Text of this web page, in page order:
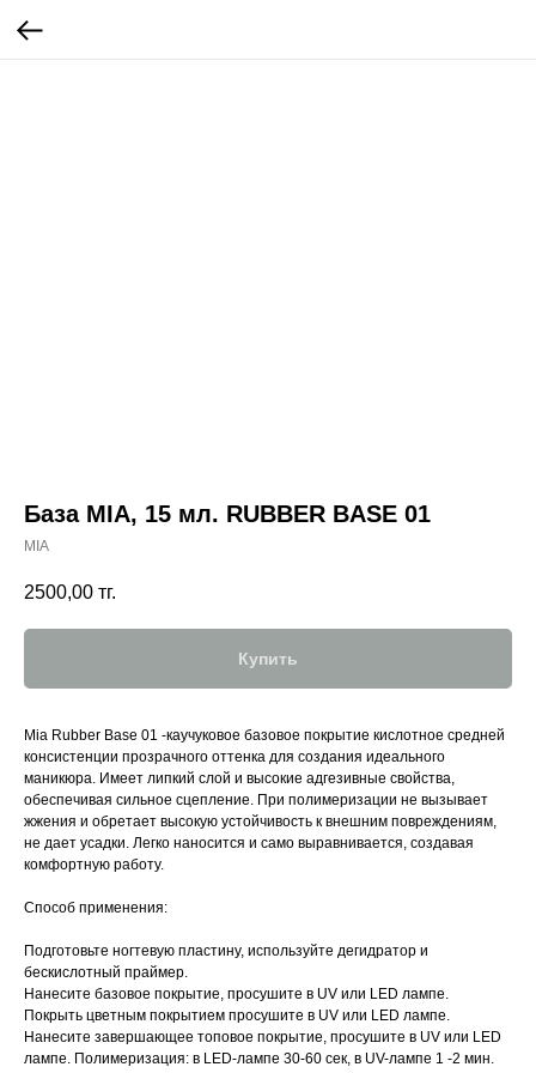
База MIA, 15 мл. RUBBER BASE 01
MIA
2500,00 тг.
Купить
Mia Rubber Base 01 -каучуковое базовое покрытие кислотное средней
консистенции прозрачного оттенка для создания идеального
маникюра. Имеет липкий слой и высокие адгезивные свойства,
обеспечивая сильное сцепление. При полимеризации не вызывает
жжения и обретает высокую устойчивость к внешним повреждениям,
не дает усадки. Легко наносится и само выравнивается, создавая
комфортную работу.
Способ применения:
Подготовьте ногтевую пластину, используйте дегидратор и
бескислотный праймер.
Нанесите базовое покрытие, просушите в UV или LED лампе.
Покрыть цветным покрытием просушите в UV или LED лампе.
Нанесите завершающее топовое покрытие, просушите в UV или LED
лампе. Полимеризация: в LED-лампе 30-60 сек, в UV-лампе 1 -2 мин.